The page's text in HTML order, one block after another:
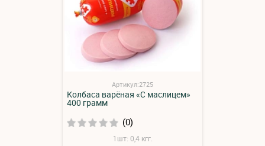
Артикул:2725
Колбаса варёная «С маслицем»
400 грамм
(0)
1шт: 0,4 кгг.